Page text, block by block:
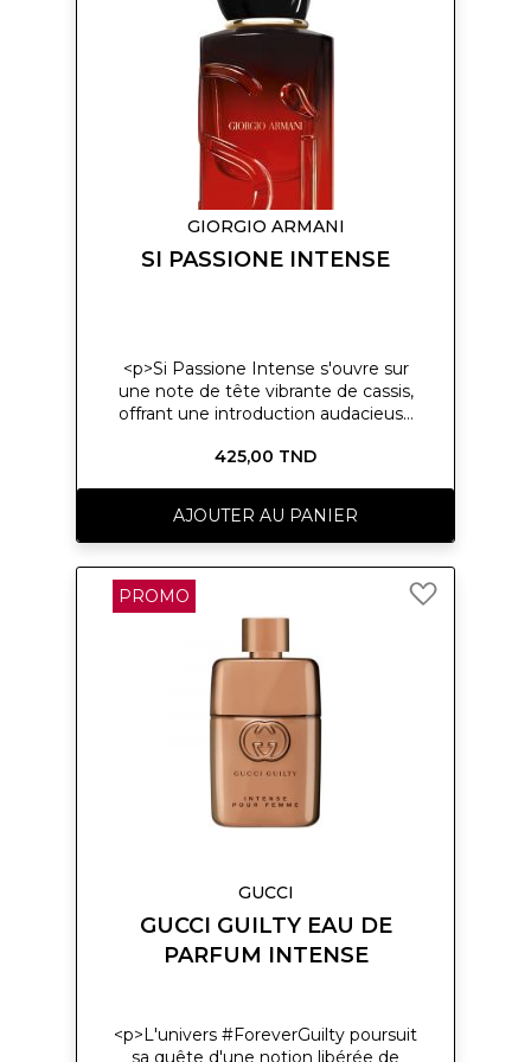
symbole de l'intensité et de la
féminité du parfum.</p>
GIORGIO ARMANI
SI PASSIONE INTENSE
<p>Si Passione Intense s'ouvre sur
une note de tête vibrante de cassis,
offrant une introduction audacieuse
l'arôme enchanteur du jasmin,
sophistiquée et séduisante. Au fur et
à mesure que le parfum s'installe, les
notes de fond de musc, de vanille,
de bois de cèdre et de patchouli
créent un final chaleureux et sensuel
qui persiste magnifiquement sur la
425,00 TND
AJOUTER AU PANIER
GUCCI
GUCCI GUILTY EAU DE
PARFUM INTENSE
PROMO
<p>L'univers #ForeverGuilty poursuit
sa quête d'une notion libérée de